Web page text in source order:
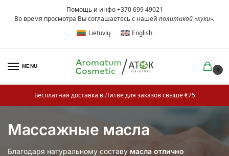
Помощь и инфо +370 699 49021
Во время просмотра Вы соглашаетесь с нашей политикой «куки».
Lietuvių
English
MENU
0
Бесплатная доставка в Литве для заказов свыше €75
Массажные масла
Благодаря натуральному составу масла отлично